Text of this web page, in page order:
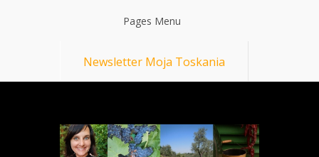
Pages Menu
Newsletter Moja Toskania